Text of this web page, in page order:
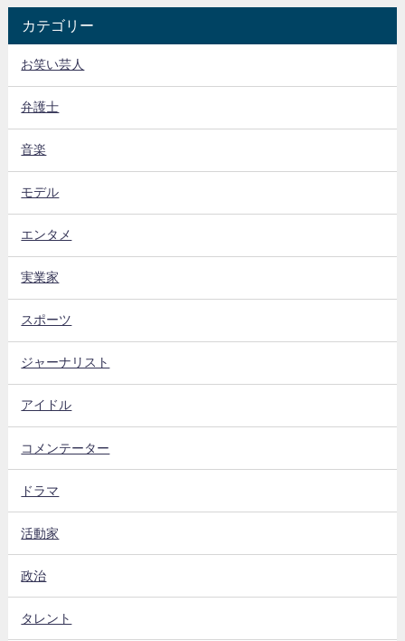
カテゴリー
お笑い芸人
弁護士
音楽
モデル
エンタメ
実業家
スポーツ
ジャーナリスト
アイドル
コメンテーター
ドラマ
活動家
政治
タレント